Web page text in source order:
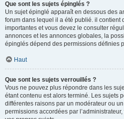
Que sont les sujets épinglés ?
Un sujet épinglé apparaît en dessous des
forum dans lequel il a été publié. il contient
importantes et vous devez le consulter
annonces et les annonces globales, la
épinglés dépend des permissions définies
Haut
Que sont les sujets verrouillés ?
Vous ne pouvez plus répondre dans les
étant contenu est alors terminé. Les sujets
différentes raisons par un modérateur ou
permissions accordées par